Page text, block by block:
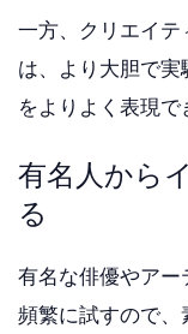
一方、クリエイ
は、より大胆で
をよりよく表現で
有名人から
る
有名な俳優やア
頻繁に試すので